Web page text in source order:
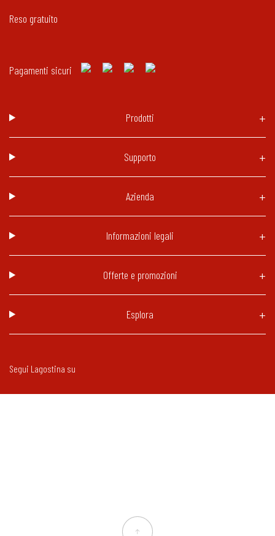
Reso gratuito
Pagamenti sicuri
Prodotti
Supporto
Azienda
Informazioni legali
Offerte e promozioni
Esplora
Segui Lagostina su